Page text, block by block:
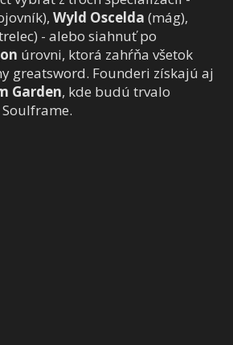
Wyld Oscelda (mág),
- alebo siahnuť po
úrovni, ktorá zahŕňa všetok
greatsword. Founderi získajú aj
Garden, kde budú trvalo